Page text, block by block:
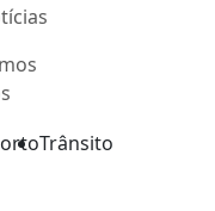
Trânsito